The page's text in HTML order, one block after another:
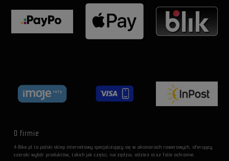
O firmie
4-Bike.pl to polski sklep internetowy specjalizujący się w akcesoriach rowerowych, oferujący
szeroki wybór produktów, takich jak części, narzędzia, odzież oraz folie ochronne.